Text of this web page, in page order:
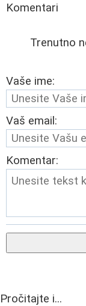
Komentari
Trenutno
Vaše ime:
Vaš email:
Komentar:
Pročitajte i...